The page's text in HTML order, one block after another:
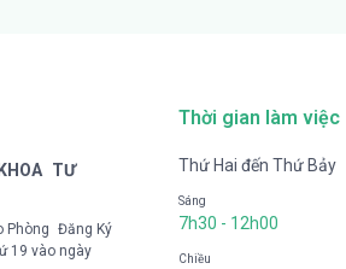
TƯ
Phòng Đăng Ký
19 vào ngày
Thời gian làm việc
Thứ Hai đến Thứ Bảy
Sáng
7h30 - 12h00
Chiều